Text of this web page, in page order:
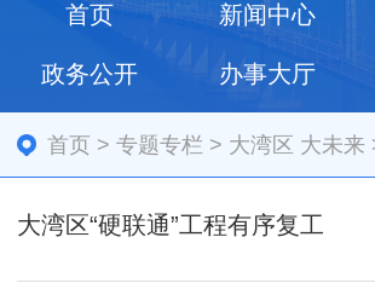
首页 新闻中心
政务公开 办事大厅
首页 >专题专栏 > 大湾区 大未来
大湾区“硬联通”工程有序复工